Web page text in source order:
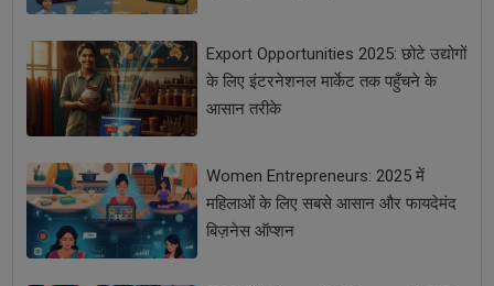
Export Opportunities 2025: छोटे उद्योगों
के लिए इंटरनेशनल मार्केट तक पहुँचने के
आसान तरीके
Women Entrepreneurs: 2025 में
महिलाओं के लिए सबसे आसान और फायदेमंद
बिज़नेस ऑप्शन